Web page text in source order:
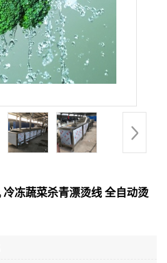
冻蔬菜杀青漂烫线 全自动烫